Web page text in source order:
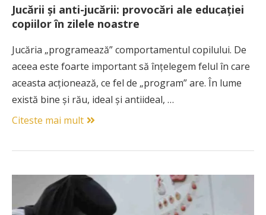
Jucării și anti-jucării: provocări ale educației
copiilor în zilele noastre
Jucăria „programează” comportamentul copilului. De
aceea este foarte important să înțelegem felul în care
aceasta acționează, ce fel de „program” are. În lume
există bine și rău, ideal și antiideal, …
Citeste mai mult